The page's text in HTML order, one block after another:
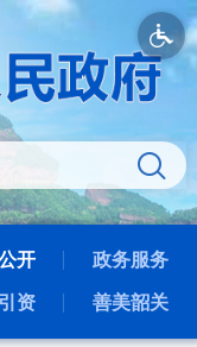
开 政务服务
资 善美韶关